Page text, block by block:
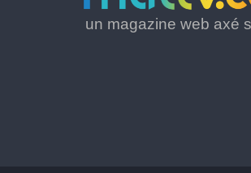
un magazine web axé